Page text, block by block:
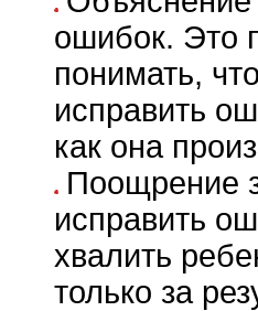
ошибок. Это
понимать,
исправить
как она
Поощрение
исправить
хвалить
только за